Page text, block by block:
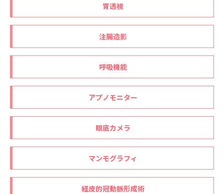
胃透視
注腸造影
呼吸機能
アプノモニター
眼底カメラ
マンモグラフィ
経皮的冠動脈形成術